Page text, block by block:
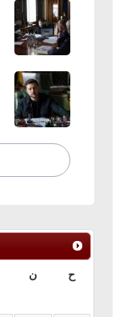
ح ن